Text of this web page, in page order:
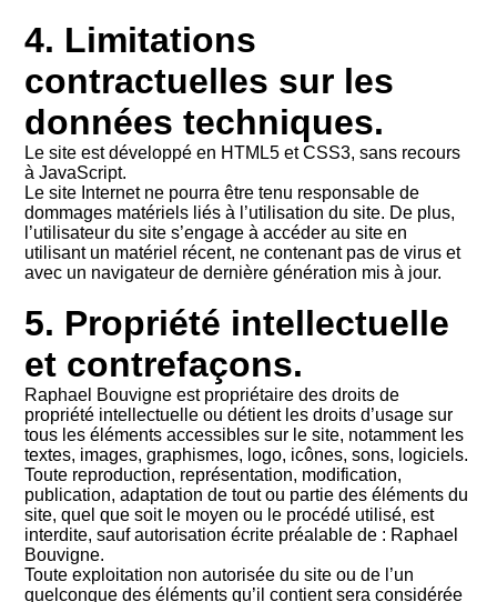
4. Limitations
contractuelles sur les
données techniques.
Le site est développé en HTML5 et CSS3, sans recours
à JavaScript.
Le site Internet ne pourra être tenu responsable de
dommages matériels liés à l’utilisation du site. De plus,
l’utilisateur du site s’engage à accéder au site en
utilisant un matériel récent, ne contenant pas de virus et
avec un navigateur de dernière génération mis à jour.
5. Propriété intellectuelle
et contrefaçons.
Raphael Bouvigne est propriétaire des droits de
propriété intellectuelle ou détient les droits d’usage sur
tous les éléments accessibles sur le site, notamment les
textes, images, graphismes, logo, icônes, sons, logiciels.
Toute reproduction, représentation, modification,
publication, adaptation de tout ou partie des éléments du
site, quel que soit le moyen ou le procédé utilisé, est
interdite, sauf autorisation écrite préalable de : Raphael
Bouvigne.
Toute exploitation non autorisée du site ou de l’un
quelconque des éléments qu’il contient sera considérée